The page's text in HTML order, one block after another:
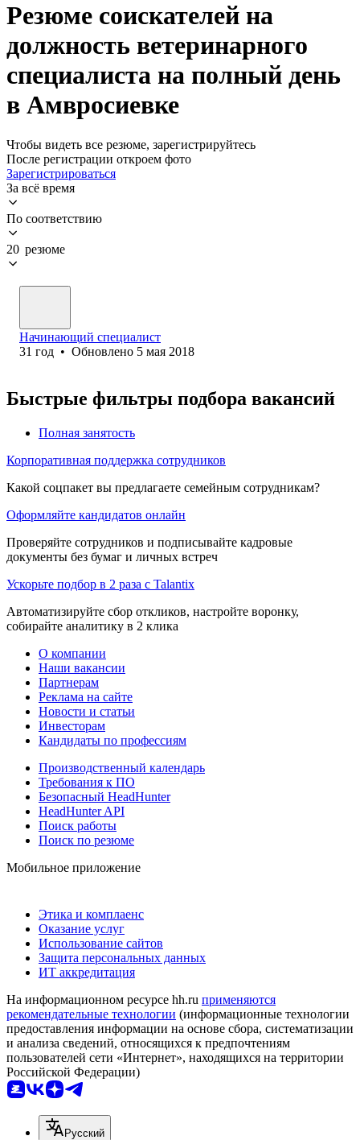
Резюме соискателей на
должность ветеринарного
специалиста на полный день
в Амвросиевке
Чтобы видеть все резюме, зарегистрируйтесь
После регистрации откроем фото
Зарегистрироваться
За всё время
По соответствию
20 резюме
Начинающий специалист
31 год • Обновлено 5 мая 2018
Быстрые фильтры подбора вакансий
Полная занятость
Корпоративная поддержка сотрудников
Какой соцпакет вы предлагаете семейным сотрудникам?
Оформляйте кандидатов онлайн
Проверяйте сотрудников и подписывайте кадровые
документы без бумаг и личных встреч
Ускорьте подбор в 2 раза с Talantix
Автоматизируйте сбор откликов, настройте воронку,
собирайте аналитику в 2 клика
О компании
Наши вакансии
Партнерам
Реклама на сайте
Новости и статьи
Инвесторам
Кандидаты по профессиям
Производственный календарь
Требования к ПО
Безопасный HeadHunter
HeadHunter API
Поиск работы
Поиск по резюме
Мобильное приложение
Этика и комплаенс
Оказание услуг
Использование сайтов
Защита персональных данных
ИТ аккредитация
На информационном ресурсе hh.ru применяются
рекомендательные технологии (информационные технологии
предоставления информации на основе сбора, систематизации
и анализа сведений, относящихся к предпочтениям
пользователей сети «Интернет», находящихся на территории
Российской Федерации)
Русский